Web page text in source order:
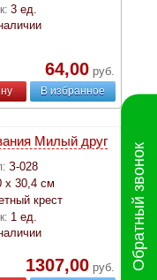
3 ед.
64,00руб.
В избранное
Милый друг
З-028
х 30,4 см
крест
1 ед.
1307,00руб. Обратный звонок